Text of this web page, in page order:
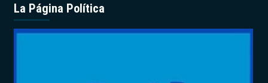
La Página Política